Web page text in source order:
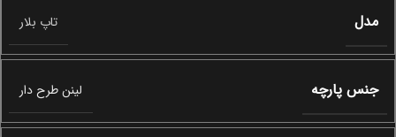
مدل تاپ بلار
جنس پارچه لینن طرح دار